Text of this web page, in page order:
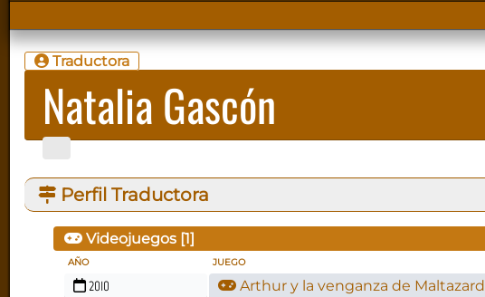
Traductora
Natalia Gascón
Perfil Traductora
Videojuegos [1]
AÑO JUEGO
2010 Arthur y la venganza de Maltazard